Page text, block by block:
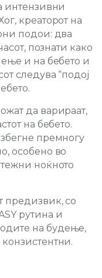
интензивни
креаторот на
подои: два
познати како
и на бебето и
следува “подој
да варираат,
на бебето.
премногу
особено во
ноќното
предизвик, со
рутина и
на будење,